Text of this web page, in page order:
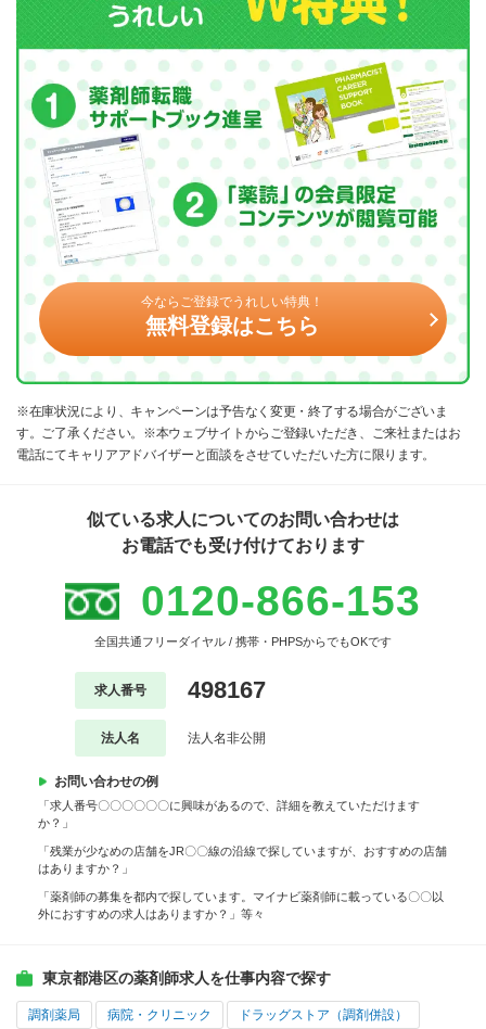
今ならご登録でうれしい特典！
無料登録はこちら
※在庫状況により、キャンペーンは予告なく変更・終了する場合がございま
す。ご了承ください。※本ウェブサイトからご登録いただき、ご来社またはお
電話にてキャリアアドバイザーと面談をさせていただいた方に限ります。
似ている求人についてのお問い合わせは
お電話でも受け付けております
0120-866-153
全国共通フリーダイヤル / 携帯・PHPSからでもOKです
求人番号 498167
法人名 法人名非公開
お問い合わせの例
「求人番号〇〇〇〇〇〇に興味があるので、詳細を教えていただけます
か？」
「残業が少なめの店舗をJR〇〇線の沿線で探していますが、おすすめの店舗
はありますか？」
「薬剤師の募集を都内で探しています。マイナビ薬剤師に載っている〇〇以
外におすすめの求人はありますか？」等々
東京都港区の薬剤師求人を仕事内容で探す
調剤薬局 病院・クリニック ドラッグストア（調剤併設）